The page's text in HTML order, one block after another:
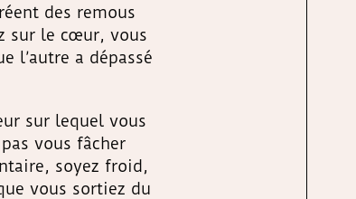
des remous
sur le cœur, vous
l’autre a dépassé
sur lequel vous
vous fâcher
soyez froid,
vous sortiez du